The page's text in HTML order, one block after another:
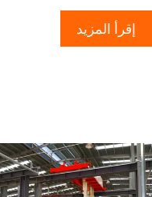
إقرأ المزيد